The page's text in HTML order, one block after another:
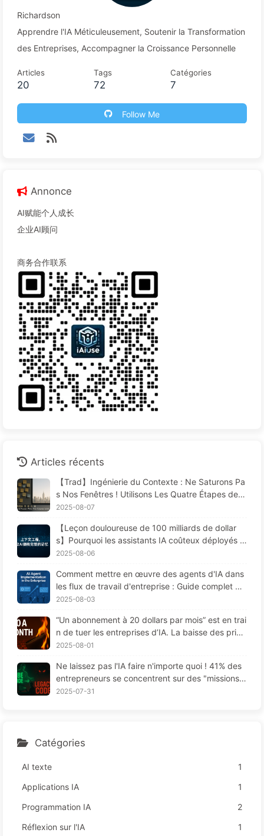
Richardson
Apprendre l'IA Méticuleusement, Soutenir la Transformation
des Entreprises, Accompagner la Croissance Personnelle
Articles
20
Tags
72
Catégories
7
Follow Me
Annonce
AI赋能个人成长
企业AI顾问
商务合作联系
Articles récents
【Trad】Ingénierie du Contexte : Ne Saturons Pa
s Nos Fenêtres ! Utilisons Les Quatre Étapes de R
édaction, Filtrage, Compression et Isolation, Évito
à L'extérieur — Apprenons Lentement L'IA170
2025-08-07
【Leçon douloureuse de 100 milliards de dollar
s】Pourquoi les assistants IA coûteux déployés p
ar les entreprises "oublient" souvent aux moment
d'améliorer leur performance de 90 % ? — Appre
ndre lentement l'IA 169
2025-08-06
Comment mettre en œuvre des agents d'IA dans
les flux de travail d'entreprise : Guide complet po
ur 2025 —— Apprenez l'IA lentement 166
2025-08-03
“Un abonnement à 20 dollars par mois” est en trai
n de tuer les entreprises d’IA. La baisse des prix
des Tokens est une illusion, la vraie dépense en I
2025-08-01
Ne laissez pas l'IA faire n'importe quoi ! 41% des
entrepreneurs se concentrent sur des "missions r
ouges", une technologie insuffisante provoque da
2025-07-31
Catégories
AI texte
1
Applications IA
1
Programmation IA
2
Réflexion sur l'IA
1